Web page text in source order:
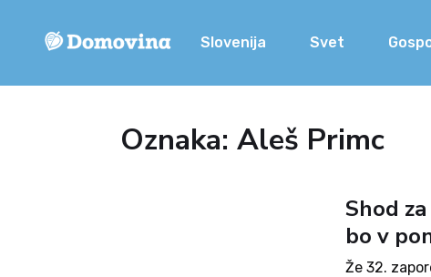
Slovenija Svet
Oznaka: Aleš Primc
Shod
bo v
Že 32.